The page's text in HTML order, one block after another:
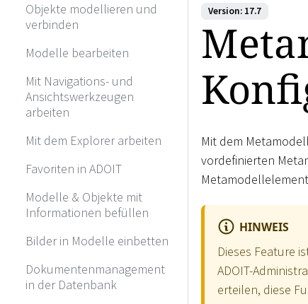
Objekte modellieren und
verbinden
Modelle bearbeiten
Mit Navigations- und
Ansichtswerkzeugen
arbeiten
Mit dem Explorer arbeiten
Favoriten in ADOIT
Modelle & Objekte mit
Informationen befüllen
Bilder in Modelle einbetten
Dokumentenmanagement
in der Datenbank
Version: 17.7
Mit dem
vordefinierten
HINWEIS
Dieses Feature
ADOIT-
erteilen, diese